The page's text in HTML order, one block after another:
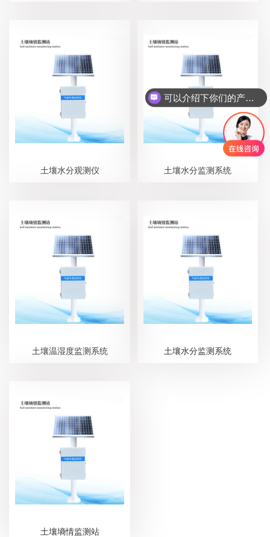
土壤水分观测仪 土壤水分监测系统
土壤温湿度监测系统 土壤水分监测系统
土壤墒情监测站
可以介绍下你们的产品么？